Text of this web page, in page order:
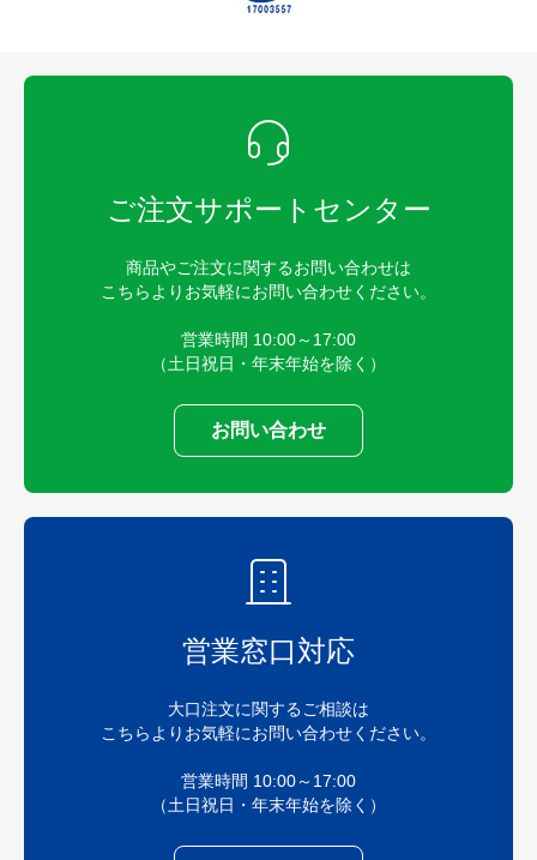
ご注文サポートセンター
商品やご注文に関するお問い合わせは
こちらよりお気軽にお問い合わせください。
営業時間 10:00～17:00
（土日祝日・年末年始を除く）
お問い合わせ
営業窓口対応
大口注文に関するご相談は
こちらよりお気軽にお問い合わせください。
営業時間 10:00～17:00
（土日祝日・年末年始を除く）